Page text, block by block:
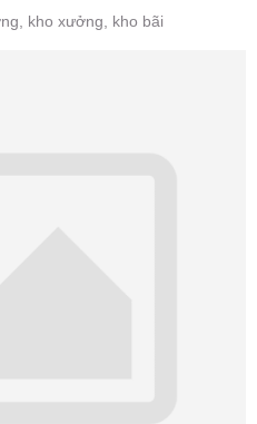
kho xưởng, kho bãi